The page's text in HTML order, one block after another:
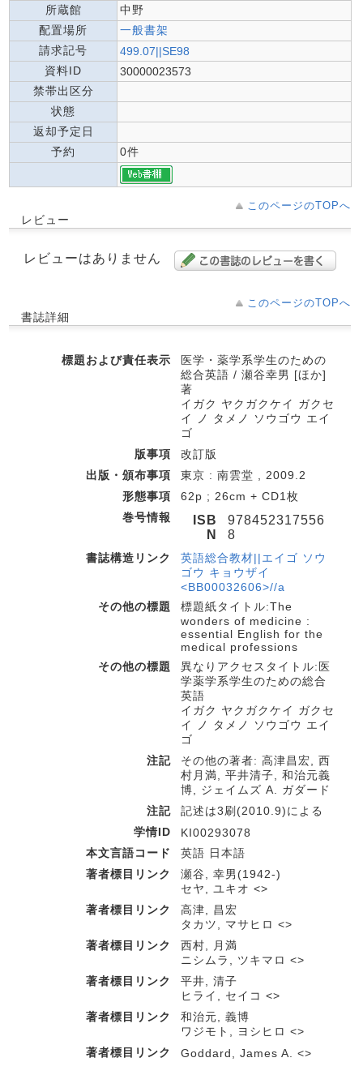
所蔵館
中野
配置場所
一般書架
請求記号
499.07||SE98
資料ID
30000023573
禁帯出区分
状態
返却予定日
予約
0件
このページのTOPへ
レビュー
レビューはありません
このページのTOPへ
書誌詳細
標題および責任表示
医学・薬学系学生のための
総合英語 / 瀬谷幸男 [ほか]
著
イガク ヤクガクケイ ガクセ
イ ノ タメノ ソウゴウ エイ
ゴ
版事項
改訂版
出版・頒布事項
東京 : 南雲堂 , 2009.2
形態事項
62p ; 26cm + CD1枚
巻号情報
ISB
N
978452317556
8
書誌構造リンク
英語総合教材||エイゴ ソウ
ゴウ キョウザイ
<BB00032606>//a
その他の標題
標題紙タイトル:The
wonders of medicine :
essential English for the
medical professions
その他の標題
異なりアクセスタイトル:医
学薬学系学生のための総合
英語
イガク ヤクガクケイ ガクセ
イ ノ タメノ ソウゴウ エイ
ゴ
注記
その他の著者: 高津昌宏, 西
村月満, 平井清子, 和治元義
博, ジェイムズ A. ガダード
注記
記述は3刷(2010.9)による
学情ID
KI00293078
本文言語コード
英語 日本語
著者標目リンク
瀬谷, 幸男(1942-)
セヤ, ユキオ <>
著者標目リンク
高津, 昌宏
タカツ, マサヒロ <>
著者標目リンク
西村, 月満
ニシムラ, ツキマロ <>
著者標目リンク
平井, 清子
ヒライ, セイコ <>
著者標目リンク
和治元, 義博
ワジモト, ヨシヒロ <>
著者標目リンク
Goddard, James A. <>